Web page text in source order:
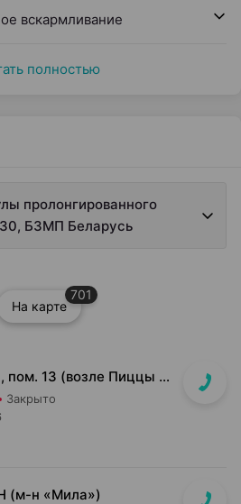
вскармливание
полностью
пролонгированного
БЗМП Беларусь
На карте
701
ул. Маяковского, д. 10, пом. 13 (возле Пиццы Мании)
Закрыто
(м-н «Мила»)